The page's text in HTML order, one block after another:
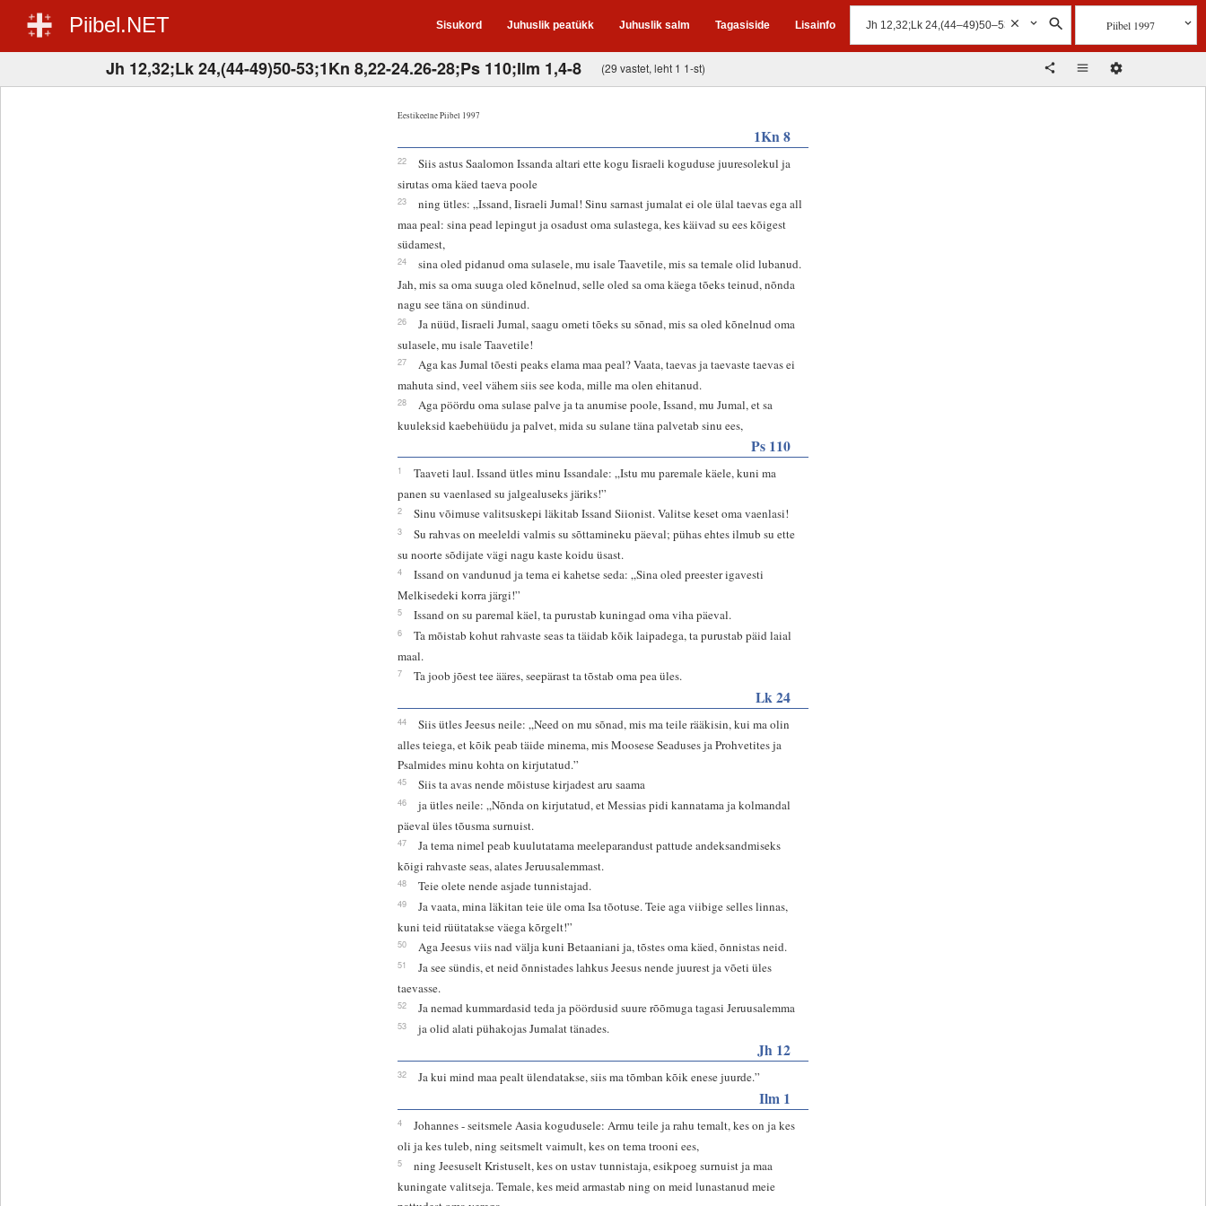
Piibel.NET Sisukord Juhuslik peatükk Juhuslik salm Tagasiside Lisainfo Piibel 1997
Jh 12,32;Lk 24,(44-49)50-53;1Kn 8,22-24.26-28;Ps 110;Ilm 1,4-8 (29 vastet, leht 1 1-st)
Eestikeelne Piibel 1997
1Kn 8
22
Siis astus Saalomon Issanda altari ette kogu Iisraeli koguduse juuresolekul ja
sirutas oma käed taeva poole
23
ning ütles: „Issand, Iisraeli Jumal! Sinu sarnast jumalat ei ole ülal taevas ega all
maa peal: sina pead lepingut ja osadust oma sulastega, kes käivad su ees kõigest
südamest,
24
sina oled pidanud oma sulasele, mu isale Taavetile, mis sa temale olid lubanud.
Jah, mis sa oma suuga oled kõnelnud, selle oled sa oma käega tõeks teinud, nõnda
nagu see täna on sündinud.
26
Ja nüüd, Iisraeli Jumal, saagu ometi tõeks su sõnad, mis sa oled kõnelnud oma
sulasele, mu isale Taavetile!
27
Aga kas Jumal tõesti peaks elama maa peal? Vaata, taevas ja taevaste taevas ei
mahuta sind, veel vähem siis see koda, mille ma olen ehitanud.
28
Aga pöördu oma sulase palve ja ta anumise poole, Issand, mu Jumal, et sa
kuuleksid kaebehüüdu ja palvet, mida su sulane täna palvetab sinu ees,
Ps 110
1
Taaveti laul. Issand ütles minu Issandale: „Istu mu paremale käele, kuni ma
panen su vaenlased su jalgealuseks järiks!”
2 Sinu võimuse valitsuskepi läkitab Issand Siionist. Valitse keset oma vaenlasi!
3
Su rahvas on meeleldi valmis su sõttamineku päeval; pühas ehtes ilmub su ette
su noorte sõdijate vägi nagu kaste koidu üsast.
4
Issand on vandunud ja tema ei kahetse seda: „Sina oled preester igavesti
Melkisedeki korra järgi!”
5 Issand on su paremal käel, ta purustab kuningad oma viha päeval.
6
Ta mõistab kohut rahvaste seas ta täidab kõik laipadega, ta purustab päid laial
maal.
7 Ta joob jõest tee ääres, seepärast ta tõstab oma pea üles.
Lk 24
44
Siis ütles Jeesus neile: „Need on mu sõnad, mis ma teile rääkisin, kui ma olin
alles teiega, et kõik peab täide minema, mis Moosese Seaduses ja Prohvetites ja
Psalmides minu kohta on kirjutatud.”
45 Siis ta avas nende mõistuse kirjadest aru saama
46
ja ütles neile: „Nõnda on kirjutatud, et Messias pidi kannatama ja kolmandal
päeval üles tõusma surnuist.
47
Ja tema nimel peab kuulutatama meeleparandust pattude andeksandmiseks
kõigi rahvaste seas, alates Jeruusalemmast.
48 Teie olete nende asjade tunnistajad.
49
Ja vaata, mina läkitan teie üle oma Isa tõotuse. Teie aga viibige selles linnas,
kuni teid rüütatakse väega kõrgelt!”
50 Aga Jeesus viis nad välja kuni Betaaniani ja, tõstes oma käed, õnnistas neid.
51
Ja see sündis, et neid õnnistades lahkus Jeesus nende juurest ja võeti üles
taevasse.
52 Ja nemad kummardasid teda ja pöördusid suure rõõmuga tagasi Jeruusalemma
53 ja olid alati pühakojas Jumalat tänades.
Jh 12
32 Ja kui mind maa pealt ülendatakse, siis ma tõmban kõik enese juurde.”
Ilm 1
4
Johannes - seitsmele Aasia kogudusele: Armu teile ja rahu temalt, kes on ja kes
oli ja kes tuleb, ning seitsmelt vaimult, kes on tema trooni ees,
5
ning Jeesuselt Kristuselt, kes on ustav tunnistaja, esikpoeg surnuist ja maa
kuningate valitseja. Temale, kes meid armastab ning on meid lunastanud meie